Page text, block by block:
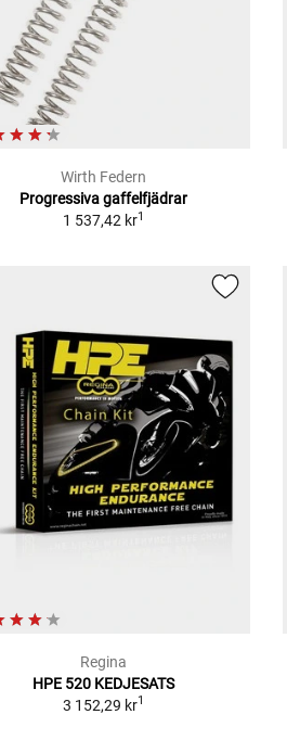
Wirth Federn
Progressiva gaffelfjädrar
1 537,42 kr1
Regina
HPE 520 KEDJESATS
3 152,29 kr1